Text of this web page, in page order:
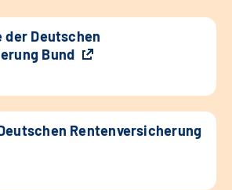
der Deutschen
Bund
Rentenversicherung